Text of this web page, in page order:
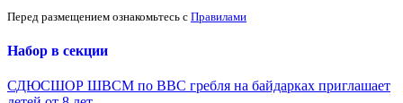
Перед размещением ознакомьтесь с Правилами
Набор в секции
СДЮСШОР ШВСМ по ВВС гребля на байдарках приглашает